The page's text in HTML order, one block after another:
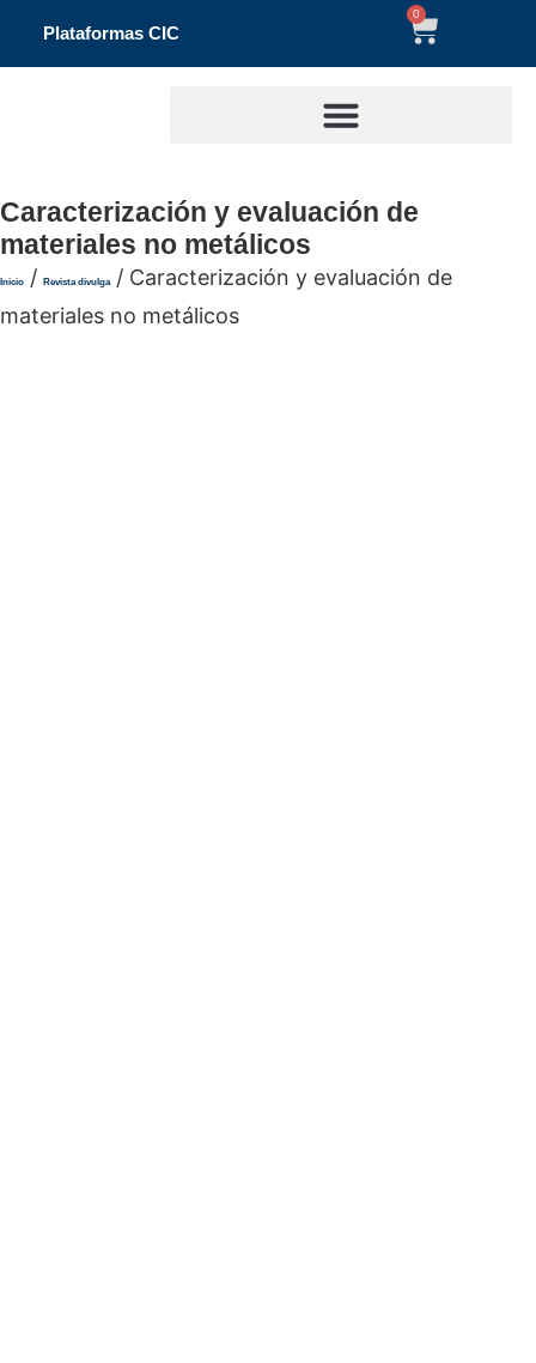
Plataformas CIC
0
Caracterización y evaluación de
materiales no metálicos
Inicio / Revista divulga
/ Caracterización y evaluación de
materiales no metálicos